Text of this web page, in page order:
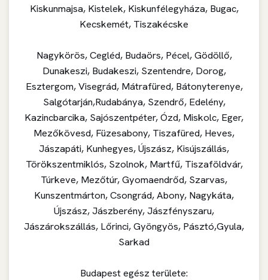
Kiskunmajsa, Kistelek, Kiskunfélegyháza, Bugac,
Kecskemét, Tiszakécske
Nagykörös, Cegléd, Budaörs, Pécel, Gödöllő,
Dunakeszi, Budakeszi, Szentendre, Dorog,
Esztergom, Visegrád, Mátrafüred, Bátonyterenye,
Salgótarján,Rudabánya, Szendrő, Edelény,
Kazincbarcika, Sajószentpéter, Ózd, Miskolc, Eger,
Mezőkövesd, Füzesabony, Tiszafüred, Heves,
Jászapáti, Kunhegyes, Újszász, Kisújszállás,
Törökszentmiklós, Szolnok, Martfű, Tiszaföldvár,
Túrkeve, Mezőtúr, Gyomaendrőd, Szarvas,
Kunszentmárton, Csongrád, Abony, Nagykáta,
Újszász, Jászberény, Jászfényszaru,
Jászárokszállás, Lőrinci, Gyöngyös, Pásztó,Gyula,
Sarkad
Budapest egész területe: